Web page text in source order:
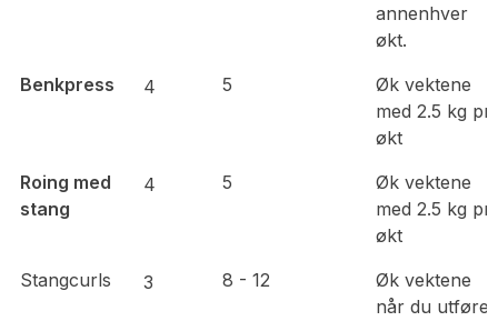
annenhver
økt.
Benkpress
4 5
Øk vektene
med 2.5 kg pr.
økt
Roing med
stang
4 5
Øk vektene
med 2.5 kg pr.
økt
Stangcurls
3 8 - 12
Øk vektene
når du utfører